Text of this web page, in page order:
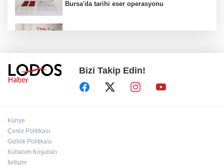
Bursa'da tarihi eser operasyonu
Yıldırım Belediyesi'nden uluslararası
geleceğe taşınacak!
Bizi Takip Edin!
Künye
Çerez Politikası
Gizlilik Politikası
Kullanım Koşulları
İletişim